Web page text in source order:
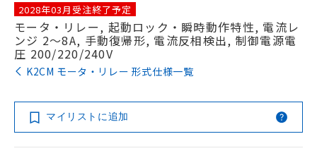
2028年03月受注終了予定
モータ・リレー, 起動ロック・瞬時動作特性, 電流レ
ンジ 2～8A, 手動復帰形, 電流反相検出, 制御電源電
圧 200/220/240V
K2CM モータ・リレー 形式仕様一覧
マイリストに追加